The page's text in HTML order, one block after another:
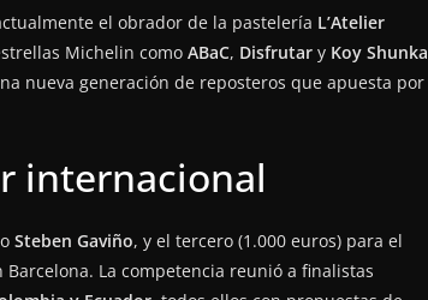
el obrador de la pastelería L’Atelier
Michelin como ABaC, Disfrutar y Koy Shunka
nueva generación de reposteros que apuesta por
internacional
Steben Gaviño, y el tercero (1.000 euros) para el
La competencia reunió a finalistas